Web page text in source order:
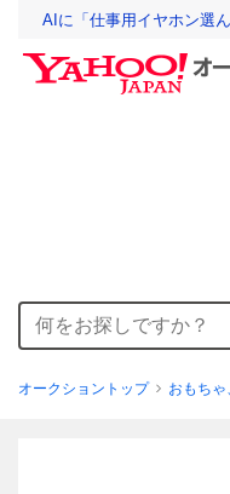
AIに「仕事用イヤホン選
オークショントップ おもちゃ